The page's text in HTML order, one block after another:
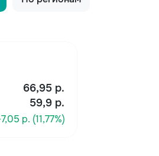
66,95 р.
59,9 р.
р. (11,77%)